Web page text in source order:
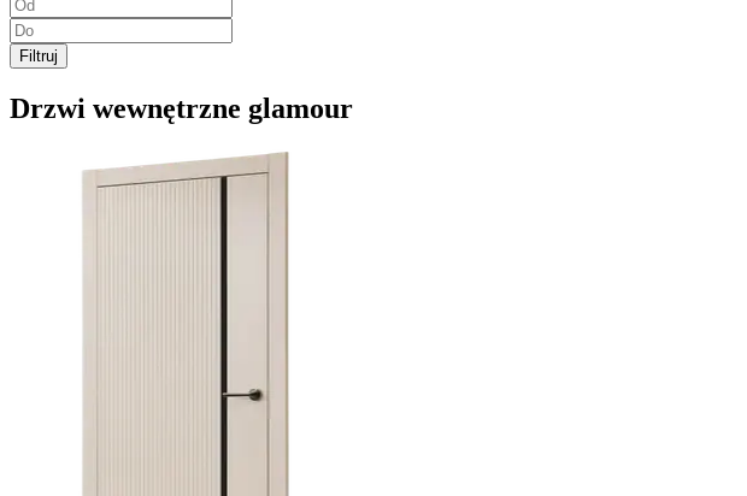
Filtruj
Drzwi wewnętrzne glamour